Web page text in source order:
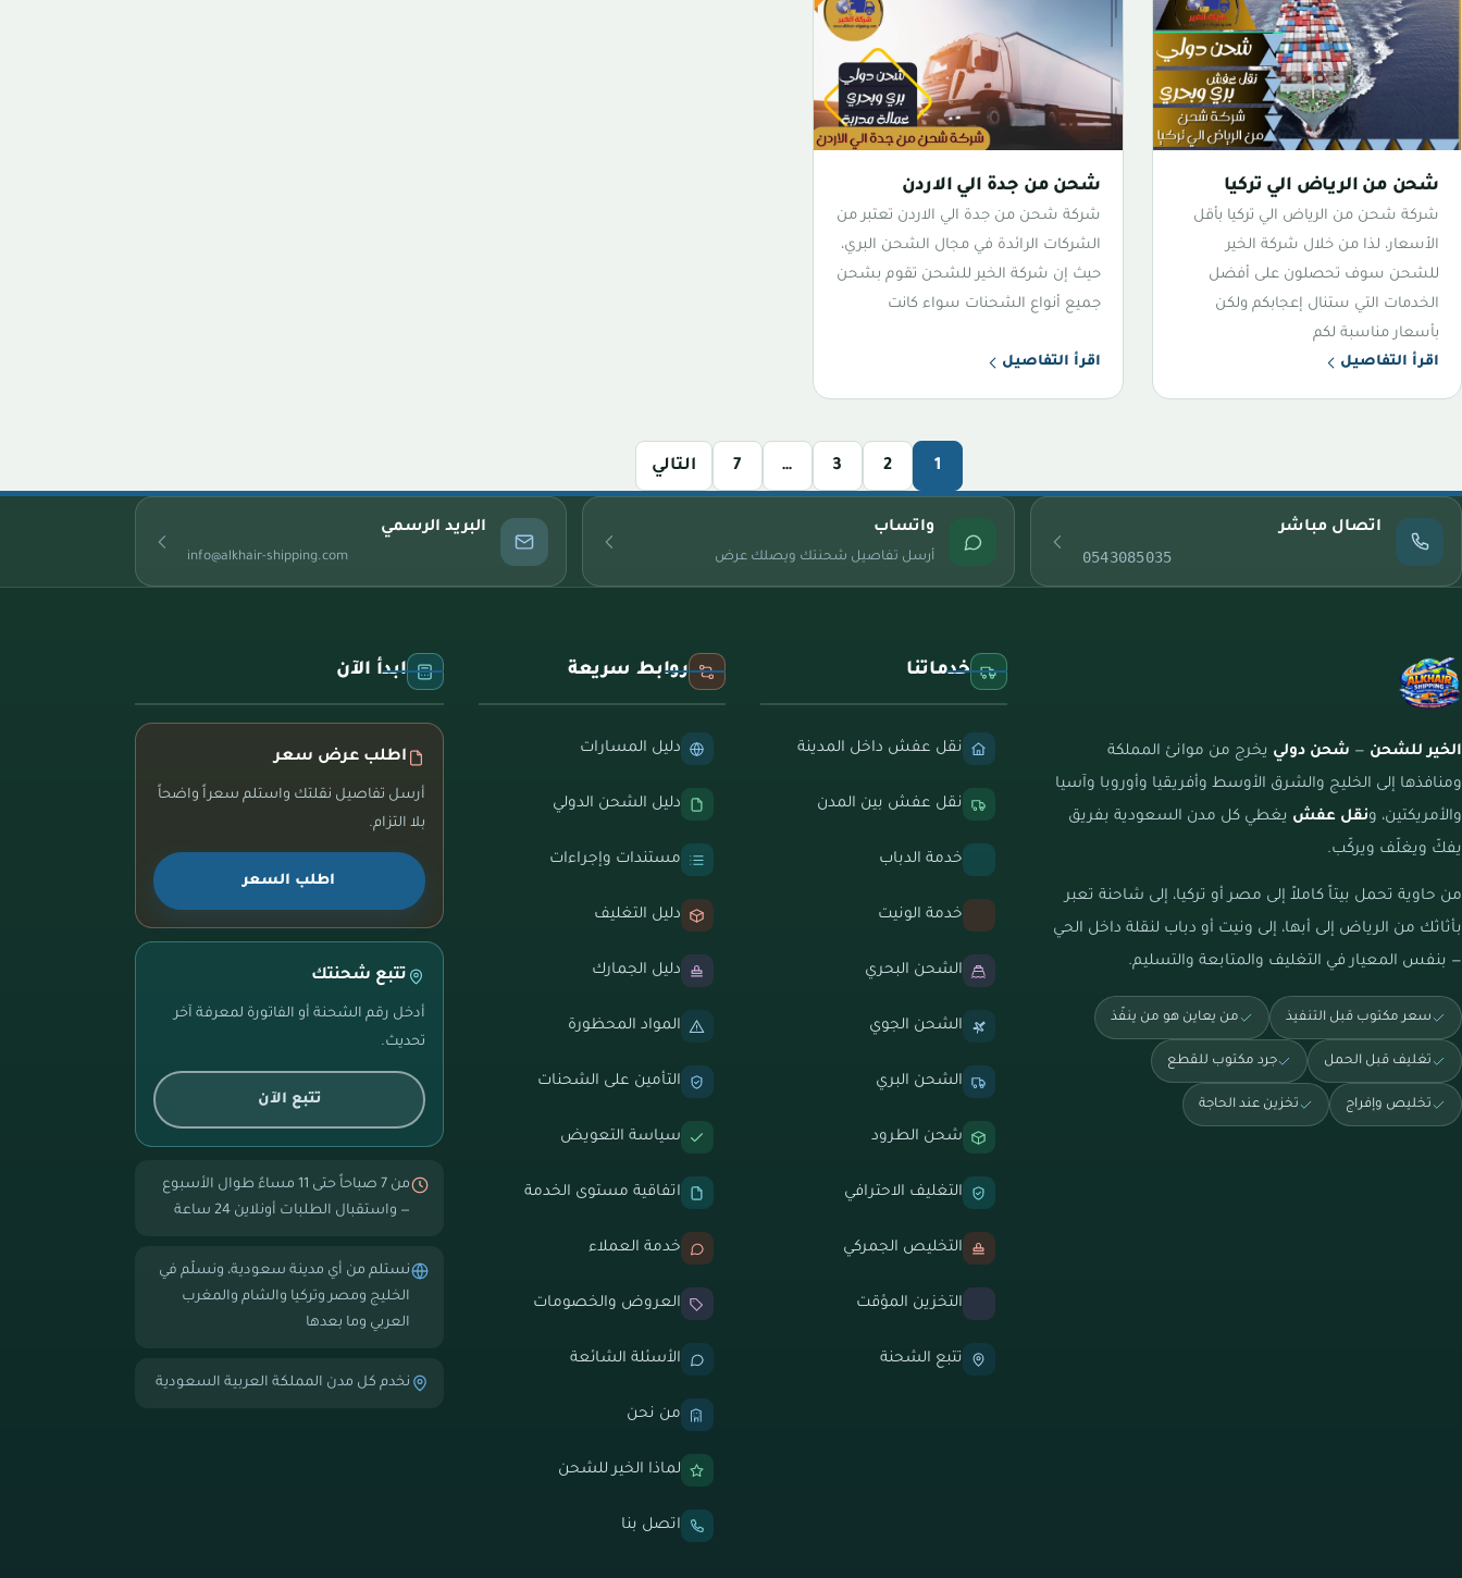
شحن من الرياض الي تركيا
شركة شحن من الرياض الي تركيا بأقل
الأسعار، لذا من خلال شركة الخير
للشحن سوف تحصلون على أفضل
الخدمات التي ستنال إعجابكم ولكن
بأسعار مناسبة لكم
اقرأ التفاصيل
شحن من جدة الي الاردن
شركة شحن من جدة الي الاردن تعتبر من
الشركات الرائدة في مجال الشحن البري،
حيث إن شركة الخير للشحن تقوم بشحن
جميع أنواع الشحنات سواء كانت
اقرأ التفاصيل
1
2
3
…
7 التالي
اتصال مباشر
0543085035
واتساب
أرسل تفاصيل شحنتك ويصلك عرض
البريد الرسمي
info@alkhair-shipping.com
الخير للشحن — شحن دولي يخرج من موانئ المملكة
ومنافذها إلى الخليج والشرق الأوسط وأفريقيا وأوروبا وآسيا
والأمريكتين، ونقل عفش يغطي كل مدن السعودية بفريق
يفكّ ويغلّف ويركّب.
من حاوية تحمل بيتاً كاملاً إلى مصر أو تركيا، إلى شاحنة تعبر
بأثاثك من الرياض إلى أبها، إلى ونيت أو دباب لنقلة داخل الحي
— بنفس المعيار في التغليف والمتابعة والتسليم.
سعر مكتوب قبل التنفيذ من يعاين هو من ينفّذ
تغليف قبل الحمل جرد مكتوب للقطع
تخليص وإفراج تخزين عند الحاجة
خدماتنا
نقل عفش داخل المدينة
نقل عفش بين المدن
خدمة الدباب
خدمة الونيت
الشحن البحري
الشحن الجوي
الشحن البري
شحن الطرود
التغليف الاحترافي
التخليص الجمركي
التخزين المؤقت
تتبع الشحنة
روابط سريعة
دليل المسارات
دليل الشحن الدولي
مستندات وإجراءات
دليل التغليف
دليل الجمارك
المواد المحظورة
التأمين على الشحنات
سياسة التعويض
اتفاقية مستوى الخدمة
خدمة العملاء
العروض والخصومات
الأسئلة الشائعة
من نحن
لماذا الخير للشحن
اتصل بنا
ابدأ الآن
اطلب عرض سعر
أرسل تفاصيل نقلتك واستلم سعراً واضحاً
بلا التزام.
اطلب السعر
تتبع شحنتك
أدخل رقم الشحنة أو الفاتورة لمعرفة آخر
تحديث.
تتبع الآن
من 7 صباحاً حتى 11 مساءً طوال الأسبوع
— واستقبال الطلبات أونلاين 24 ساعة
نستلم من أي مدينة سعودية، ونسلّم في
الخليج ومصر وتركيا والشام والمغرب
العربي وما بعدها
نخدم كل مدن المملكة العربية السعودية